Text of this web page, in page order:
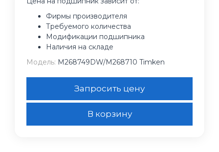
Фирмы производителя
Требуемого количества
Модификации подшипника
Наличия на складе
Модель: M268749DW/M268710 Timken
Запросить цену
В корзину